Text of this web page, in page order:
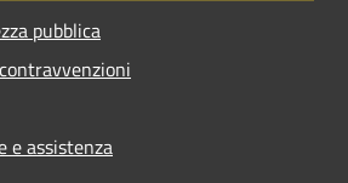
pubblica
e assistenza